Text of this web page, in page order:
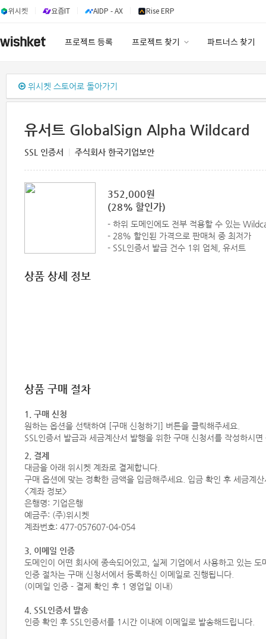
위시켓 요즘IT AIDP - AX Rise ERP
프로젝트 등록 프로젝트 찾기 파트너스 찾기
위시켓 스토어로 돌아가기
유서트 GlobalSign Alpha Wildcard
SSL 인증서 주식회사 한국기업보안
352,000원
(28% 할인가)
- 하위 도메인에도 전부 적용할 수 있는
- 28% 할인된 가격으로 판매처 중 최저가
- SSL인증서 발급 건수 1위 업체, 유서트
상품 상세 정보
상품 구매 절차
1. 구매 신청
원하는 옵션을 선택하여 [구매 신청하기] 버튼을 클릭해주세요.
SSL인증서 발급과 세금계산서 발행을 위한 구매 신청서를 작성하시
2. 결제
대금을 아래 위시켓 계좌로 결제합니다.
구매 옵션에 맞는 정확한 금액을 입금해주세요. 입금 확인 후 세금계
<계좌 정보>
은행명: 기업은행
예금주: (주)위시켓
계좌번호: 477-057607-04-054
3. 이메일 인증
도메인이 어떤 회사에 종속되어있고, 실제 기업에서 사용하고 있는
인증 절차는 구매 신청서에서 등록하신 이메일로 진행됩니다.
(이메일 인증 - 결제 확인 후 1 영업일 이내)
4. SSL인증서 발송
인증 확인 후 SSL인증서를 1시간 이내에 이메일로 발송해드립니다.